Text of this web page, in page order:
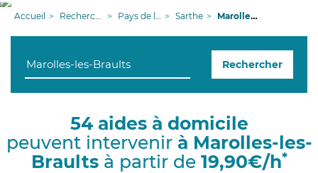
n
g
i
Accueil Recherche aide à domicile Pays de la Loire Sarthe Marolles-les-Braults
Rechercher
54 aides à domicile
peuvent intervenir à Marolles-les-
Braultsà partir de 19,90€/h*